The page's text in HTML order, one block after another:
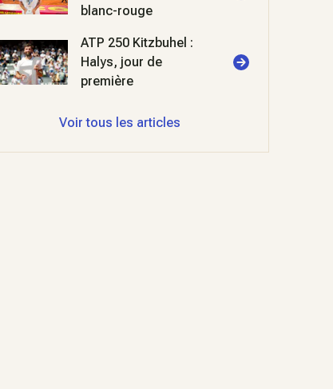
blanc-rouge
ATP 250 Kitzbuhel :
Halys, jour de
première
Voir tous les articles